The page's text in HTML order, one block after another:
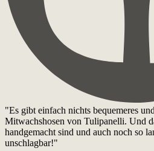
"Es gibt einfach nichts bequemeres
Mitwachshosen von Tulipanelli. Und
handgemacht sind und auch noch so
unschlagbar!"